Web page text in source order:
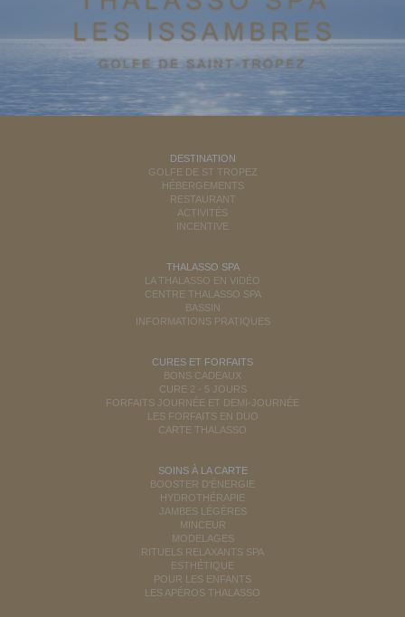
DESTINATION
GOLFE DE ST TROPEZ
HÉBERGEMENTS
RESTAURANT
ACTIVITÉS
INCENTIVE
THALASSO SPA
LA THALASSO EN VIDÉO
CENTRE THALASSO SPA
BASSIN
INFORMATIONS PRATIQUES
CURES ET FORFAITS
BONS CADEAUX
CURE 2 - 5 JOURS
FORFAITS JOURNÉE ET DEMI-JOURNÉE
LES FORFAITS EN DUO
CARTE THALASSO
SOINS À LA CARTE
BOOSTER D'ÉNERGIE
HYDROTHÉRAPIE
JAMBES LÉGÈRES
MINCEUR
MODELAGES
RITUELS RELAXANTS SPA
ESTHÉTIQUE
POUR LES ENFANTS
LES APÉROS THALASSO